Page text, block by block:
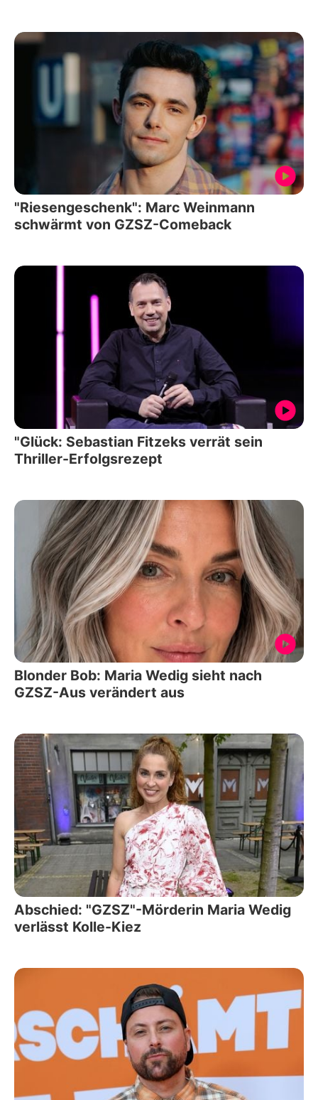
"Riesengeschenk": Marc Weinmann
schwärmt von GZSZ-Comeback
"Glück: Sebastian Fitzeks verrät sein
Thriller-Erfolgsrezept
Blonder Bob: Maria Wedig sieht nach
GZSZ-Aus verändert aus
Abschied: "GZSZ"-Mörderin Maria Wedig
verlässt Kolle-Kiez